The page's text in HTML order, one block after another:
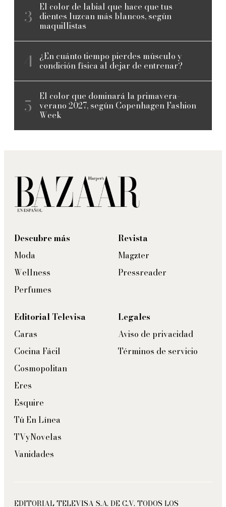
El color de labial que hace que tus
dientes luzcan más blancos, según
maquillistas
¿En cuánto tiempo pierdes músculo y
condición física al dejar de entrenar?
El color que dominará la primavera-
verano 2027, según Copenhagen Fashion
Week
Descubre más
Moda
Wellness
Perfumes
Revista
Magzter
Pressreader
Editorial Televisa
Caras
Cocina Fácil
Cosmopolitan
Eres
Esquire
Tú En Línea
TVyNovelas
Vanidades
Legales
Aviso de privacidad
Términos de servicio
EDITORIAL TELEVISA S.A. DE C.V. TODOS LOS